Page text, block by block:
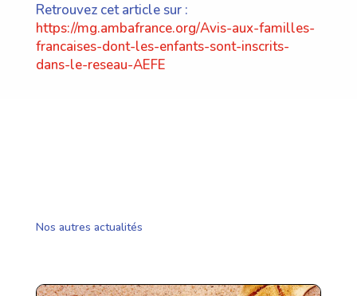
Retrouvez cet article sur :
https://mg.ambafrance.org/Avis-aux-familles-
francaises-dont-les-enfants-sont-inscrits-
dans-le-reseau-AEFE
Nos autres actualités